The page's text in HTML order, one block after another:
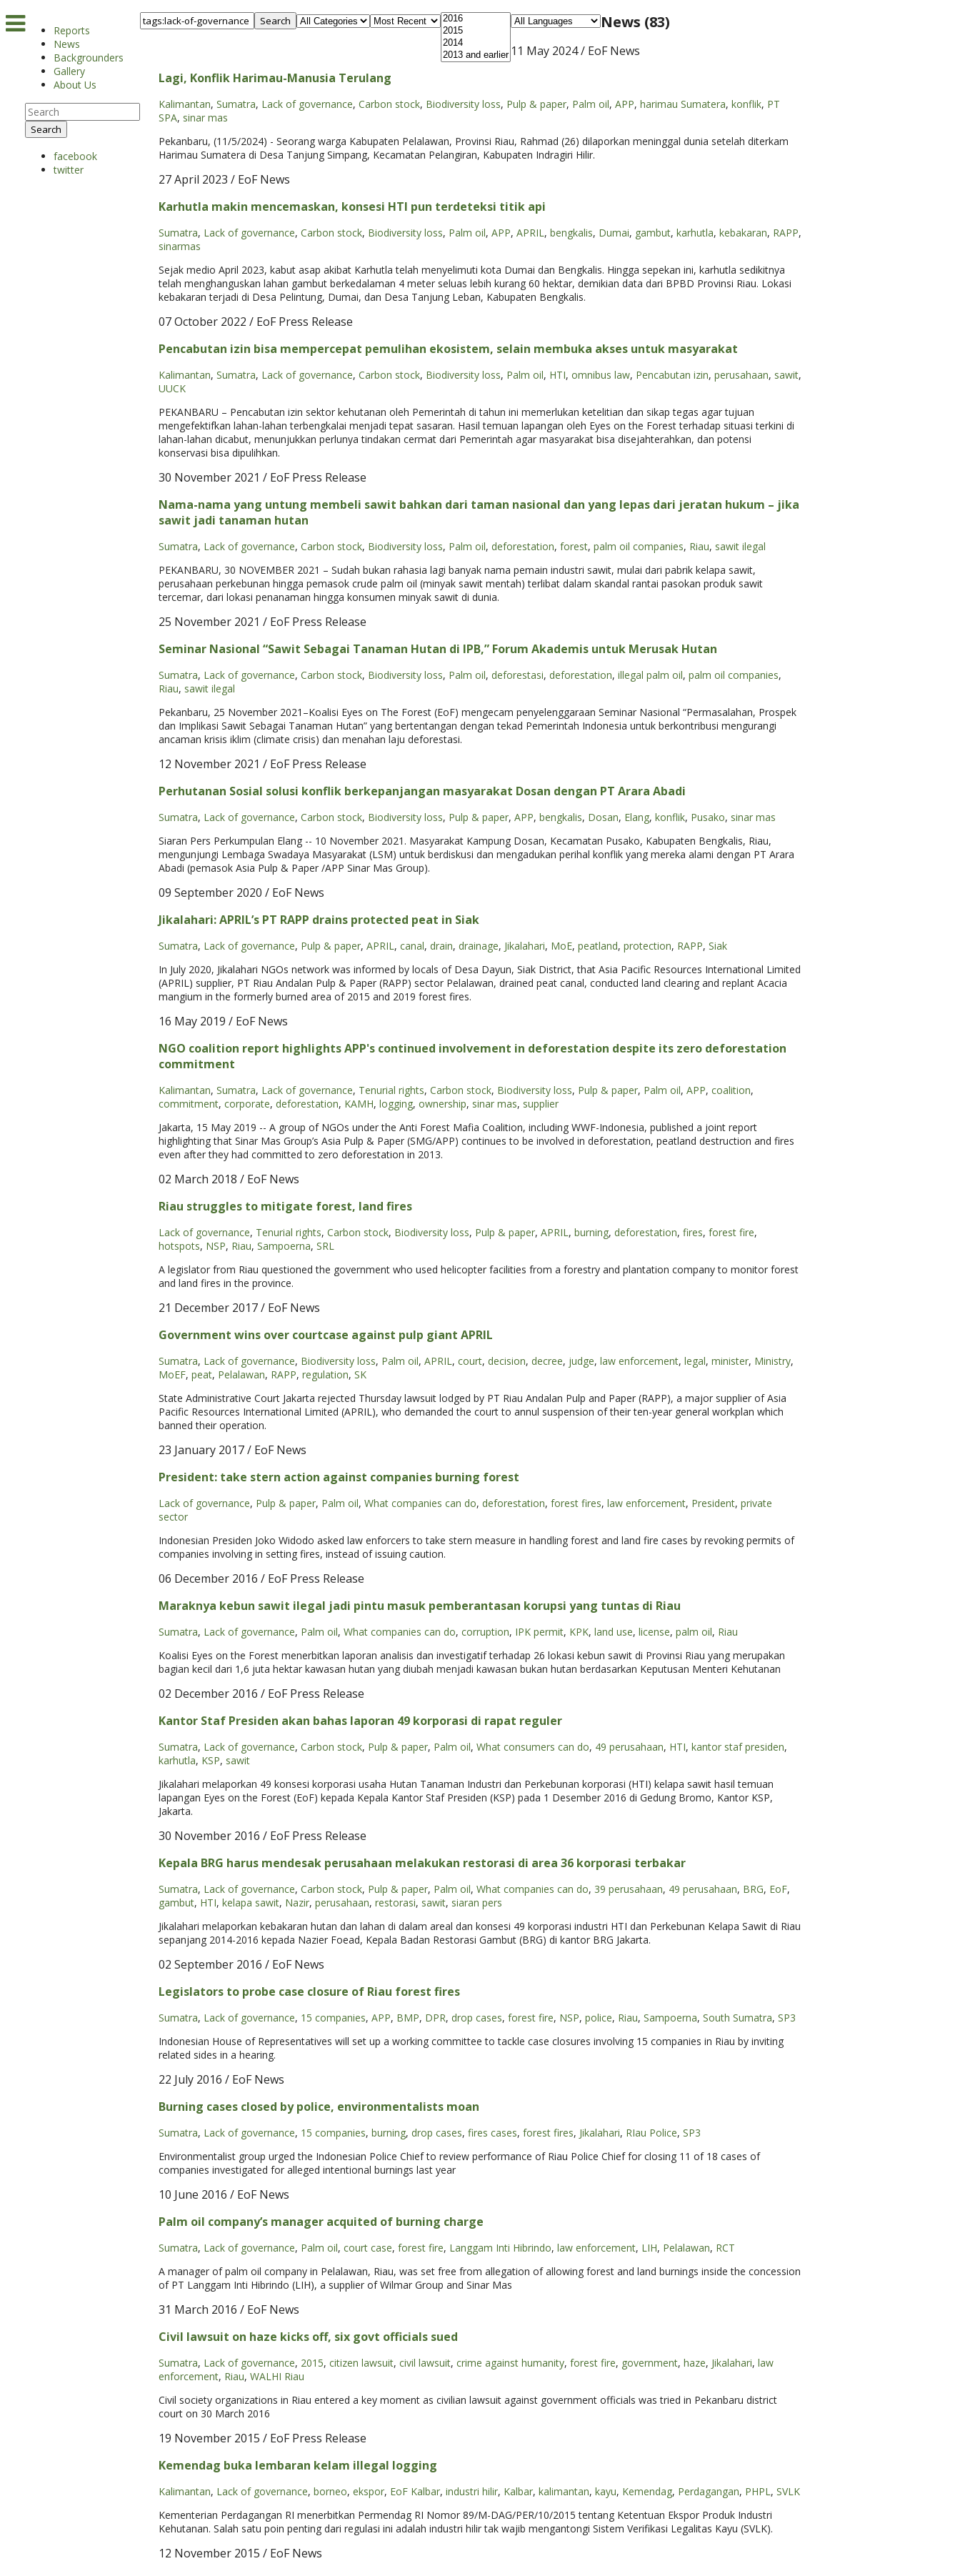
Reports
News
Backgrounders
Gallery
About Us
Search
facebook
twitter
Search News (83)
11 May 2024/ EoF News
Lagi, Konflik Harimau-Manusia Terulang
Kalimantan, Sumatra, Lack of governance, Carbon stock, Biodiversity loss, Pulp & paper, Palm oil, APP, harimau Sumatera, konflik, PT
SPA, sinar mas
Pekanbaru, (11/5/2024) - Seorang warga Kabupaten Pelalawan, Provinsi Riau, Rahmad (26) dilaporkan meninggal dunia setelah diterkam
Harimau Sumatera di Desa Tanjung Simpang, Kecamatan Pelangiran, Kabupaten Indragiri Hilir.
27 April 2023 / EoF News
Karhutla makin mencemaskan, konsesi HTI pun terdeteksi titik api
Sumatra, Lack of governance, Carbon stock, Biodiversity loss, Palm oil, APP, APRIL, bengkalis, Dumai, gambut, karhutla, kebakaran, RAPP,
sinarmas
Sejak medio April 2023, kabut asap akibat Karhutla telah menyelimuti kota Dumai dan Bengkalis. Hingga sepekan ini, karhutla sedikitnya
telah menghanguskan lahan gambut berkedalaman 4 meter seluas lebih kurang 60 hektar, demikian data dari BPBD Provinsi Riau. Lokasi
kebakaran terjadi di Desa Pelintung, Dumai, dan Desa Tanjung Leban, Kabupaten Bengkalis.
07 October 2022 / EoF Press Release
Pencabutan izin bisa mempercepat pemulihan ekosistem, selain membuka akses untuk masyarakat
Kalimantan, Sumatra, Lack of governance, Carbon stock, Biodiversity loss, Palm oil, HTI, omnibus law, Pencabutan izin, perusahaan, sawit,
UUCK
PEKANBARU – Pencabutan izin sektor kehutanan oleh Pemerintah di tahun ini memerlukan ketelitian dan sikap tegas agar tujuan
mengefektifkan lahan-lahan terbengkalai menjadi tepat sasaran. Hasil temuan lapangan oleh Eyes on the Forest terhadap situasi terkini di
lahan-lahan dicabut, menunjukkan perlunya tindakan cermat dari Pemerintah agar masyarakat bisa disejahterahkan, dan potensi
konservasi bisa dipulihkan.
30 November 2021 / EoF Press Release
Nama-nama yang untung membeli sawit bahkan dari taman nasional dan yang lepas dari jeratan hukum – jika
sawit jadi tanaman hutan
Sumatra, Lack of governance, Carbon stock, Biodiversity loss, Palm oil, deforestation, forest, palm oil companies, Riau, sawit ilegal
PEKANBARU, 30 NOVEMBER 2021 – Sudah bukan rahasia lagi banyak nama pemain industri sawit, mulai dari pabrik kelapa sawit,
perusahaan perkebunan hingga pemasok crude palm oil (minyak sawit mentah) terlibat dalam skandal rantai pasokan produk sawit
tercemar, dari lokasi penanaman hingga konsumen minyak sawit di dunia.
25 November 2021 / EoF Press Release
Seminar Nasional “Sawit Sebagai Tanaman Hutan di IPB,” Forum Akademis untuk Merusak Hutan
Sumatra, Lack of governance, Carbon stock, Biodiversity loss, Palm oil, deforestasi, deforestation, illegal palm oil, palm oil companies,
Riau, sawit ilegal
Pekanbaru, 25 November 2021–Koalisi Eyes on The Forest (EoF) mengecam penyelenggaraan Seminar Nasional “Permasalahan, Prospek
dan Implikasi Sawit Sebagai Tanaman Hutan” yang bertentangan dengan tekad Pemerintah Indonesia untuk berkontribusi mengurangi
ancaman krisis iklim (climate crisis) dan menahan laju deforestasi.
12 November 2021 / EoF Press Release
Perhutanan Sosial solusi konflik berkepanjangan masyarakat Dosan dengan PT Arara Abadi
Sumatra, Lack of governance, Carbon stock, Biodiversity loss, Pulp & paper, APP, bengkalis, Dosan, Elang, konflik, Pusako, sinar mas
Siaran Pers Perkumpulan Elang -- 10 November 2021. Masyarakat Kampung Dosan, Kecamatan Pusako, Kabupaten Bengkalis, Riau,
mengunjungi Lembaga Swadaya Masyarakat (LSM) untuk berdiskusi dan mengadukan perihal konflik yang mereka alami dengan PT Arara
Abadi (pemasok Asia Pulp & Paper /APP Sinar Mas Group).
09 September 2020 / EoF News
Jikalahari: APRIL’s PT RAPP drains protected peat in Siak
Sumatra, Lack of governance, Pulp & paper, APRIL, canal, drain, drainage, Jikalahari, MoE, peatland, protection, RAPP, Siak
In July 2020, Jikalahari NGOs network was informed by locals of Desa Dayun, Siak District, that Asia Pacific Resources International Limited
(APRIL) supplier, PT Riau Andalan Pulp & Paper (RAPP) sector Pelalawan, drained peat canal, conducted land clearing and replant Acacia
mangium in the formerly burned area of 2015 and 2019 forest fires.
16 May 2019 / EoF News
NGO coalition report highlights APP's continued involvement in deforestation despite its zero deforestation
commitment
Kalimantan, Sumatra, Lack of governance, Tenurial rights, Carbon stock, Biodiversity loss, Pulp & paper, Palm oil, APP, coalition,
commitment, corporate, deforestation, KAMH, logging, ownership, sinar mas, supplier
Jakarta, 15 May 2019 -- A group of NGOs under the Anti Forest Mafia Coalition, including WWF-Indonesia, published a joint report
highlighting that Sinar Mas Group’s Asia Pulp & Paper (SMG/APP) continues to be involved in deforestation, peatland destruction and fires
even after they had committed to zero deforestation in 2013.
02 March 2018 / EoF News
Riau struggles to mitigate forest, land fires
Lack of governance, Tenurial rights, Carbon stock, Biodiversity loss, Pulp & paper, APRIL, burning, deforestation, fires, forest fire,
hotspots, NSP, Riau, Sampoerna, SRL
A legislator from Riau questioned the government who used helicopter facilities from a forestry and plantation company to monitor forest
and land fires in the province.
21 December 2017/ EoF News
Government wins over courtcase against pulp giant APRIL
Sumatra, Lack of governance, Biodiversity loss, Palm oil, APRIL, court, decision, decree, judge, law enforcement, legal, minister, Ministry,
MoEF, peat, Pelalawan, RAPP, regulation, SK
State Administrative Court Jakarta rejected Thursday lawsuit lodged by PT Riau Andalan Pulp and Paper (RAPP), a major supplier of Asia
Pacific Resources International Limited (APRIL), who demanded the court to annul suspension of their ten-year general workplan which
banned their operation.
23 January 2017/ EoF News
President: take stern action against companies burning forest
Lack of governance, Pulp & paper, Palm oil, What companies can do, deforestation, forest fires, law enforcement, President, private
sector
Indonesian Presiden Joko Widodo asked law enforcers to take stern measure in handling forest and land fire cases by revoking permits of
companies involving in setting fires, instead of issuing caution.
06 December 2016 / EoF Press Release
Maraknya kebun sawit ilegal jadi pintu masuk pemberantasan korupsi yang tuntas di Riau
Sumatra, Lack of governance, Palm oil, What companies can do, corruption, IPK permit, KPK, land use, license, palm oil, Riau
Koalisi Eyes on the Forest menerbitkan laporan analisis dan investigatif terhadap 26 lokasi kebun sawit di Provinsi Riau yang merupakan
bagian kecil dari 1,6 juta hektar kawasan hutan yang diubah menjadi kawasan bukan hutan berdasarkan Keputusan Menteri Kehutanan
02 December 2016 / EoF Press Release
Kantor Staf Presiden akan bahas laporan 49 korporasi di rapat reguler
Sumatra, Lack of governance, Carbon stock, Pulp & paper, Palm oil, What consumers can do, 49 perusahaan, HTI, kantor staf presiden,
karhutla, KSP, sawit
Jikalahari melaporkan 49 konsesi korporasi usaha Hutan Tanaman Industri dan Perkebunan korporasi (HTI) kelapa sawit hasil temuan
lapangan Eyes on the Forest (EoF) kepada Kepala Kantor Staf Presiden (KSP) pada 1 Desember 2016 di Gedung Bromo, Kantor KSP,
Jakarta.
30 November 2016 / EoF Press Release
Kepala BRG harus mendesak perusahaan melakukan restorasi di area 36 korporasi terbakar
Sumatra, Lack of governance, Carbon stock, Pulp & paper, Palm oil, What companies can do, 39 perusahaan, 49 perusahaan, BRG, EoF,
gambut, HTI, kelapa sawit, Nazir, perusahaan, restorasi, sawit, siaran pers
Jikalahari melaporkan kebakaran hutan dan lahan di dalam areal dan konsesi 49 korporasi industri HTI dan Perkebunan Kelapa Sawit di Riau
sepanjang 2014-2016 kepada Nazier Foead, Kepala Badan Restorasi Gambut (BRG) di kantor BRG Jakarta.
02 September 2016 / EoF News
Legislators to probe case closure of Riau forest fires
Sumatra, Lack of governance, 15 companies, APP, BMP, DPR, drop cases, forest fire, NSP, police, Riau, Sampoerna, South Sumatra, SP3
Indonesian House of Representatives will set up a working committee to tackle case closures involving 15 companies in Riau by inviting
related sides in a hearing.
22 July 2016 / EoF News
Burning cases closed by police, environmentalists moan
Sumatra, Lack of governance, 15 companies, burning, drop cases, fires cases, forest fires, Jikalahari, RIau Police, SP3
Environmentalist group urged the Indonesian Police Chief to review performance of Riau Police Chief for closing 11 of 18 cases of
companies investigated for alleged intentional burnings last year
10 June 2016 / EoF News
Palm oil company’s manager acquited of burning charge
Sumatra, Lack of governance, Palm oil, court case, forest fire, Langgam Inti Hibrindo, law enforcement, LIH, Pelalawan, RCT
A manager of palm oil company in Pelalawan, Riau, was set free from allegation of allowing forest and land burnings inside the concession
of PT Langgam Inti Hibrindo (LIH), a supplier of Wilmar Group and Sinar Mas
31 March 2016 / EoF News
Civil lawsuit on haze kicks off, six govt officials sued
Sumatra, Lack of governance, 2015, citizen lawsuit, civil lawsuit, crime against humanity, forest fire, government, haze, Jikalahari, law
enforcement, Riau, WALHI Riau
Civil society organizations in Riau entered a key moment as civilian lawsuit against government officials was tried in Pekanbaru district
court on 30 March 2016
19 November 2015 / EoF Press Release
Kemendag buka lembaran kelam illegal logging
Kalimantan, Lack of governance, borneo, ekspor, EoF Kalbar, industri hilir, Kalbar, kalimantan, kayu, Kemendag, Perdagangan, PHPL, SVLK
Kementerian Perdagangan RI menerbitkan Permendag RI Nomor 89/M-DAG/PER/10/2015 tentang Ketentuan Ekspor Produk Industri
Kehutanan. Salah satu poin penting dari regulasi ini adalah industri hilir tak wajib mengantongi Sistem Verifikasi Legalitas Kayu (SVLK).
12 November 2015 / EoF News